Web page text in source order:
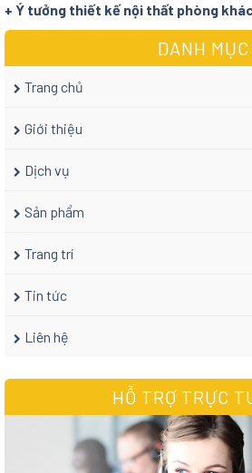
+ Ý tưởng thiết kế nội thất phòng
DANH MỤC
Trang chủ
Giới thiệu
Dịch vụ
Sản phẩm
Trang trí
Tin tức
Liên hệ
HỖ TRỢ TRỰC